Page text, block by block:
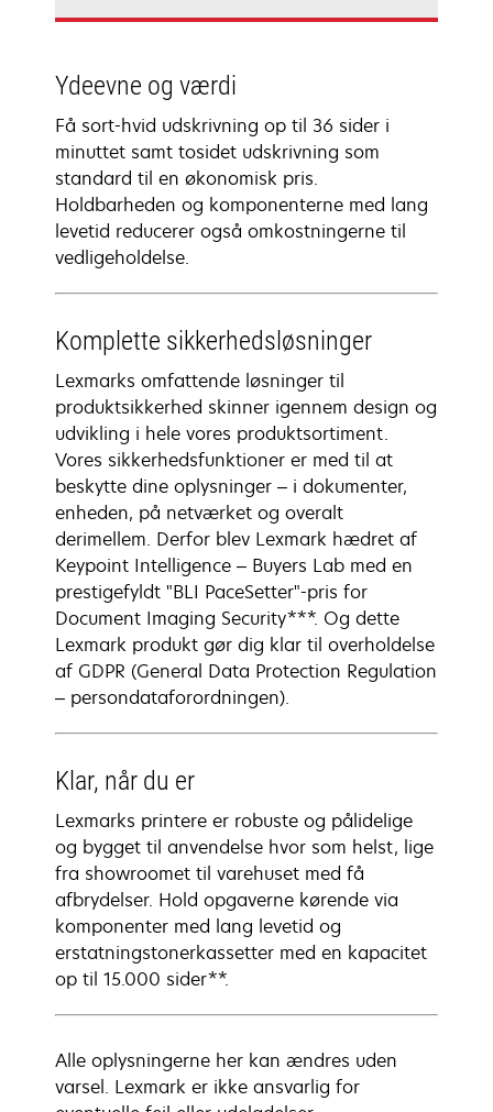
Ydeevne og værdi
Få sort-hvid udskrivning op til 36 sider i
minuttet samt tosidet udskrivning som
standard til en økonomisk pris.
Holdbarheden og komponenterne med lang
levetid reducerer også omkostningerne til
vedligeholdelse.
Komplette sikkerhedsløsninger
Lexmarks omfattende løsninger til
produktsikkerhed skinner igennem design og
udvikling i hele vores produktsortiment.
Vores sikkerhedsfunktioner er med til at
beskytte dine oplysninger – i dokumenter,
enheden, på netværket og overalt
derimellem. Derfor blev Lexmark hædret af
Keypoint Intelligence – Buyers Lab med en
prestigefyldt "BLI PaceSetter"-pris for
Document Imaging Security***. Og dette
Lexmark produkt gør dig klar til overholdelse
af GDPR (General Data Protection Regulation
– persondataforordningen).
Klar, når du er
Lexmarks printere er robuste og pålidelige
og bygget til anvendelse hvor som helst, lige
fra showroomet til varehuset med få
afbrydelser. Hold opgaverne kørende via
komponenter med lang levetid og
erstatningstonerkassetter med en kapacitet
op til 15.000 sider**.
Alle oplysningerne her kan ændres uden
varsel. Lexmark er ikke ansvarlig for